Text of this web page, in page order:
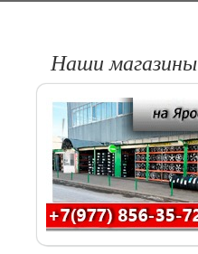
Наши магазины